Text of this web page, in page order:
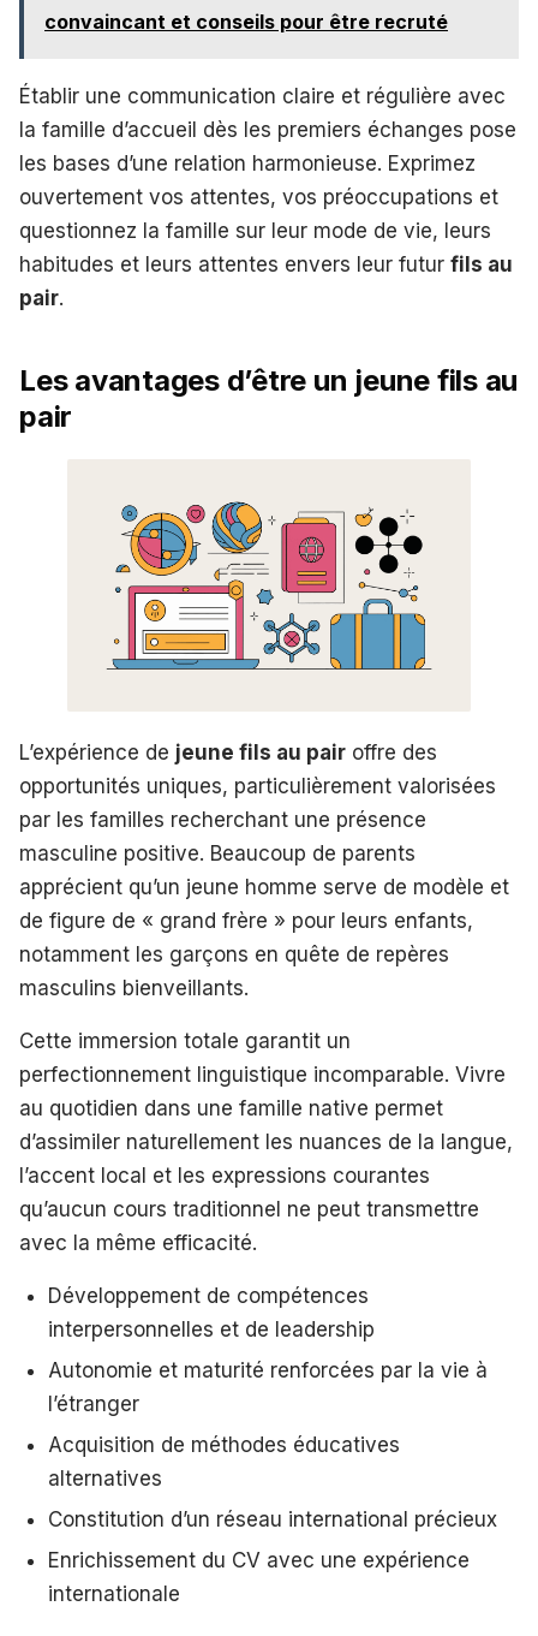
convaincant et conseils pour être recruté
Établir une communication claire et régulière avec
la famille d’accueil dès les premiers échanges pose
les bases d’une relation harmonieuse. Exprimez
ouvertement vos attentes, vos préoccupations et
questionnez la famille sur leur mode de vie, leurs
habitudes et leurs attentes envers leur futur fils au
pair.
Les avantages d’être un jeune fils au
pair
L’expérience de jeune fils au pair offre des
opportunités uniques, particulièrement valorisées
par les familles recherchant une présence
masculine positive. Beaucoup de parents
apprécient qu’un jeune homme serve de modèle et
de figure de « grand frère » pour leurs enfants,
notamment les garçons en quête de repères
masculins bienveillants.
Cette immersion totale garantit un
perfectionnement linguistique incomparable. Vivre
au quotidien dans une famille native permet
d’assimiler naturellement les nuances de la langue,
l’accent local et les expressions courantes
qu’aucun cours traditionnel ne peut transmettre
avec la même efficacité.
Développement de compétences
interpersonnelles et de leadership
Autonomie et maturité renforcées par la vie à
l’étranger
Acquisition de méthodes éducatives
alternatives
Constitution d’un réseau international précieux
Enrichissement du CV avec une expérience
internationale